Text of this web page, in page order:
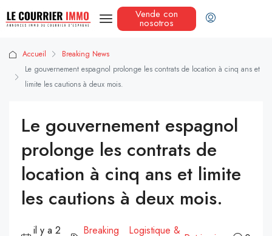
Vende con
nosotros
Accueil
Breaking News
Le gouvernement espagnol prolonge les contrats de location à cinq ans et
limite les cautions à deux mois.
Le gouvernement espagnol
prolonge les contrats de
location à cinq ans et limite
les cautions à deux mois.
il y a 2
Breaking
Logistique &